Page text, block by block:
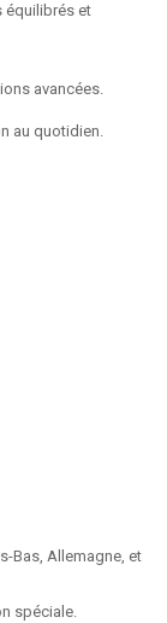
équilibrés et
avancées.
au quotidien.
Bas, Allemagne, et
spéciale.